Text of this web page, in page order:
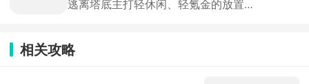
逃离塔底主打轻休闲、轻氪金的放置挂
为救世主，带领幸存者英雄们消灭恶
魔、唤醒世界。玩法极简，布置好阵容
相关攻略